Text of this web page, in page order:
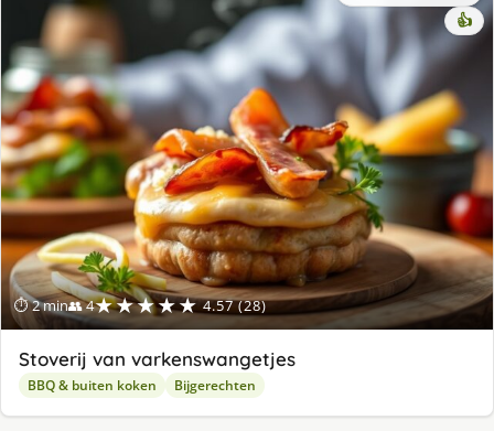
⏱ 2 min👥 4★★★★★ 4.57 (28)
👍
Stoverij van varkenswangetjes
BBQ & buiten koken Bijgerechten